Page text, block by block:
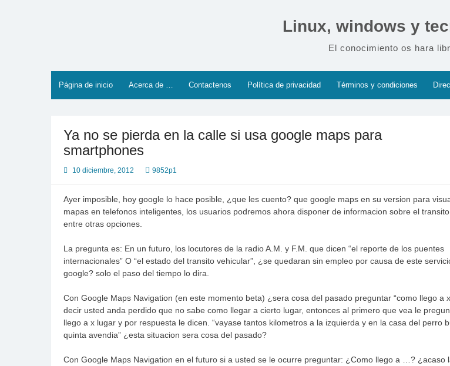
Linux, windows y
El conocimiento os hara
Página de inicio Acerca de … Contactenos Política de privacidad Términos y condiciones
Ya no se pierda en la calle si usa google maps para
smartphones
10 diciembre, 2012 9852p1
Ayer imposible, hoy google lo hace posible, ¿que les cuento? que google maps en su version para
mapas en telefonos inteligentes, los usuarios podremos ahora disponer de informacion sobre el transito
entre otras opciones.
La pregunta es: En un futuro, los locutores de la radio A.M. y F.M. que dicen “el reporte de los puentes
internacionales” O “el estado del transito vehicular”, ¿se quedaran sin empleo por causa de este
google? solo el paso del tiempo lo dira.
Con Google Maps Navigation (en este momento beta) ¿sera cosa del pasado preguntar “como llego a
decir usted anda perdido que no sabe como llegar a cierto lugar, entonces al primero que vea le
llego a x lugar y por respuesta le dicen. “vayase tantos kilometros a la izquierda y en la casa del perro
quinta avendia” ¿esta situacion sera cosa del pasado?
Con Google Maps Navigation en el futuro si a usted se le ocurre preguntar: ¿Como llego a …? ¿acaso